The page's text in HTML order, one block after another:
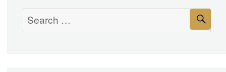
Search
for: